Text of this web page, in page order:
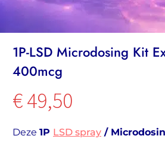
1P-LSD Microdosing Kit
400mcg
€49,50
Deze 1P LSD spray /